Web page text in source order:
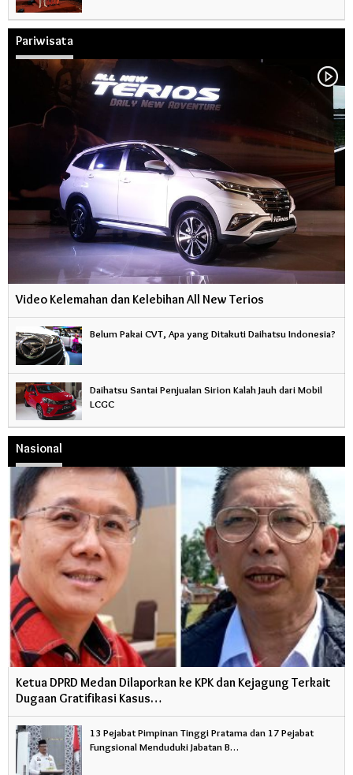
Pariwisata
Video Kelemahan dan Kelebihan All New Terios
Belum Pakai CVT, Apa yang Ditakuti Daihatsu Indonesia?
Daihatsu Santai Penjualan Sirion Kalah Jauh dari Mobil
LCGC
Nasional
Ketua DPRD Medan Dilaporkan ke KPK dan Kejagung Terkait
Dugaan Gratifikasi Kasus…
13 Pejabat Pimpinan Tinggi Pratama dan 17 Pejabat
Fungsional Menduduki Jabatan B…